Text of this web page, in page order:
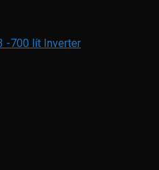
-700 lít Inverter